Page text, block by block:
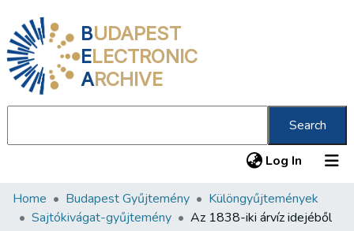
BUDAPEST
ELECTRONIC
ARCHIVE
Search
Log In (current)
Communities & Collections
Home Budapest Gyűjtemény
Különgyűjtemények
Sajtókivágat-gyűjtemény
Az 1838-iki árvíz idejéből